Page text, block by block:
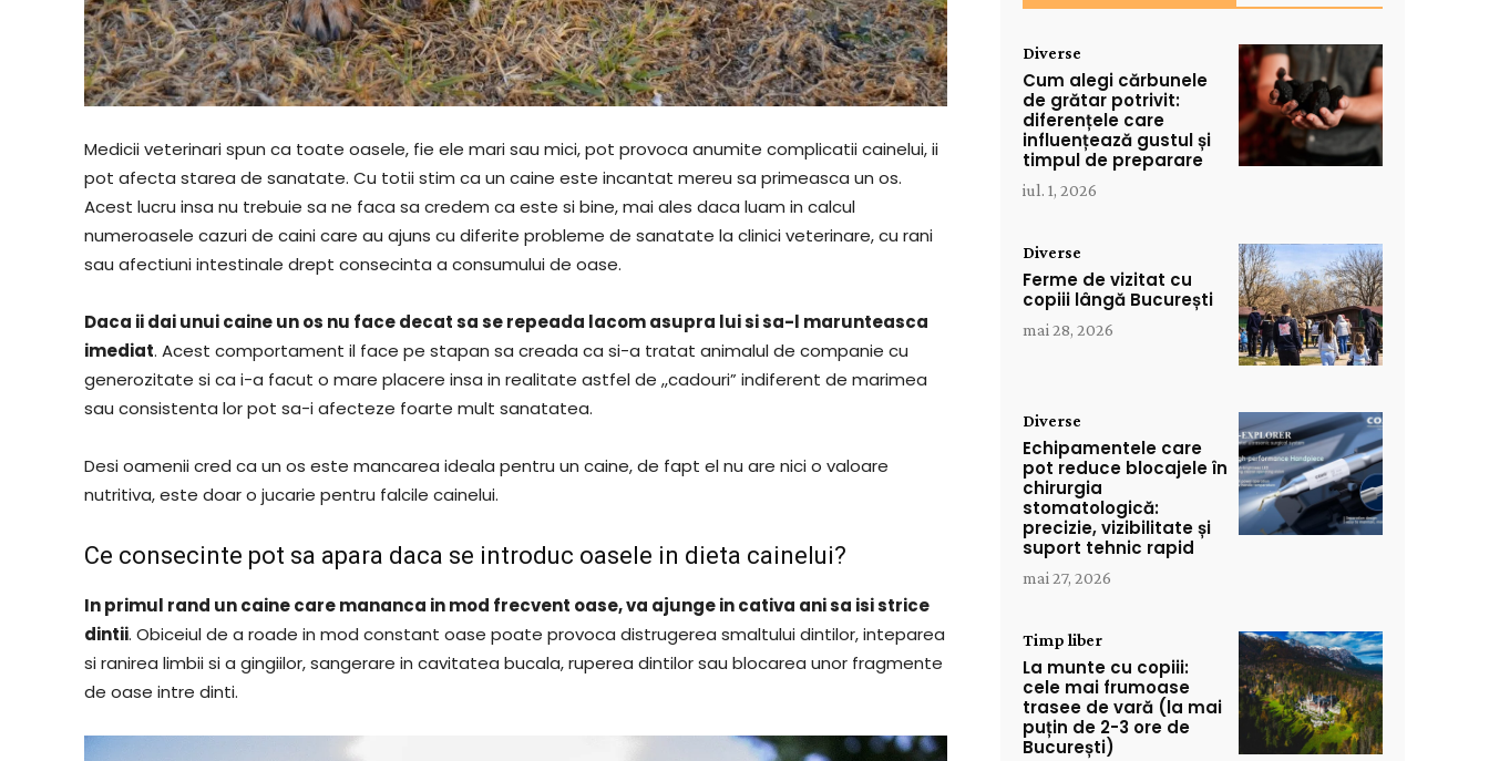
Medicii veterinari spun ca toate oasele, fie ele mari sau mici, pot provoca anumite complicatii cainelui, ii
pot afecta starea de sanatate. Cu totii stim ca un caine este incantat mereu sa primeasca un os.
Acest lucru insa nu trebuie sa ne faca sa credem ca este si bine, mai ales daca luam in calcul
numeroasele cazuri de caini care au ajuns cu diferite probleme de sanatate la clinici veterinare, cu rani
sau afectiuni intestinale drept consecinta a consumului de oase.
Daca ii dai unui caine un os nu face decat sa se repeada lacom asupra lui si sa-l marunteasca
imediat. Acest comportament il face pe stapan sa creada ca si-a tratat animalul de companie cu
generozitate si ca i-a facut o mare placere insa in realitate astfel de ,,cadouri” indiferent de marimea
sau consistenta lor pot sa-i afecteze foarte mult sanatatea.
Desi oamenii cred ca un os este mancarea ideala pentru un caine, de fapt el nu are nici o valoare
nutritiva, este doar o jucarie pentru falcile cainelui.
Ce consecinte pot sa apara daca se introduc oasele in dieta cainelui?
In primul rand un caine care mananca in mod frecvent oase, va ajunge in cativa ani sa isi strice
dintii. Obiceiul de a roade in mod constant oase poate provoca distrugerea smaltului dintilor, inteparea
si ranirea limbii si a gingiilor, sangerare in cavitatea bucala, ruperea dintilor sau blocarea unor fragmente
de oase intre dinti.
Diverse
Cum alegi cărbunele
de grătar potrivit:
diferențele care
influențează gustul și
timpul de preparare
iul. 1, 2026
Diverse
Ferme de vizitat cu
copiii lângă București
mai 28, 2026
Diverse
Echipamentele care
pot reduce blocajele în
chirurgia
stomatologică:
precizie, vizibilitate și
suport tehnic rapid
mai 27, 2026
Timp liber
La munte cu copiii:
cele mai frumoase
trasee de vară (la mai
puțin de 2-3 ore de
București)